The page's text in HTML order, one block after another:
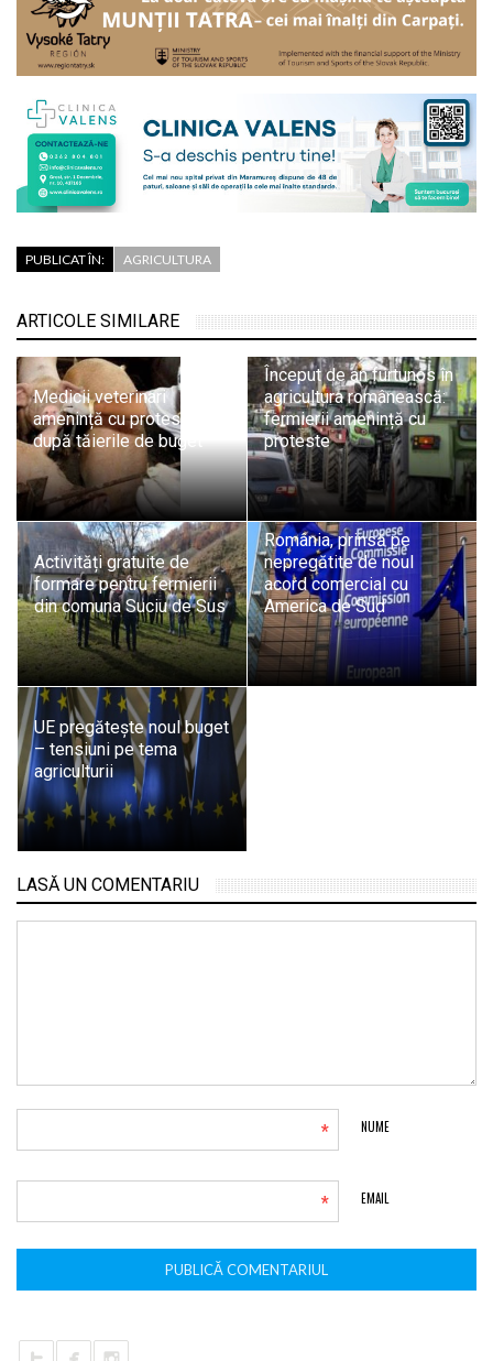
PUBLICAT ÎN: AGRICULTURA
ARTICOLE SIMILARE
Medicii veterinari
amenință cu proteste
după tăierile de buget
Început de an furtunos în
agricultura românească:
fermierii amenință cu
proteste
Activități gratuite de
formare pentru fermierii
din comuna Suciu de Sus
România, prinsă pe
nepregătite de noul
acord comercial cu
America de Sud
UE pregătește noul buget
– tensiuni pe tema
agriculturii
LASĂ UN COMENTARIU
NUME
*
EMAIL
*